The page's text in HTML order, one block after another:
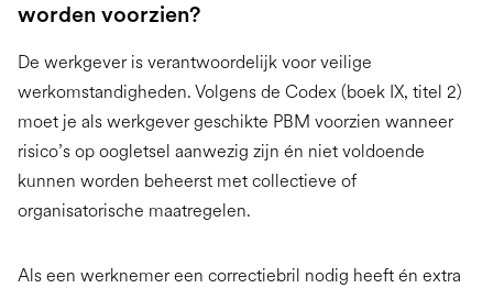
worden voorzien?
De werkgever is verantwoordelijk voor veilige
werkomstandigheden. Volgens de Codex (boek IX, titel 2)
moet je als werkgever geschikte PBM voorzien wanneer
risico’s op oogletsel aanwezig zijn én niet voldoende
kunnen worden beheerst met collectieve of
organisatorische maatregelen.
Als een werknemer een correctiebril nodig heeft én extra